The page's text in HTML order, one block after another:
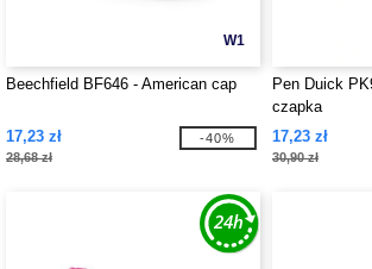
W1
Beechfield BF646 - American cap
17,23 zł
28,68 zł
-40%
Pen Duick
czapka
17,23 zł
30,90 zł